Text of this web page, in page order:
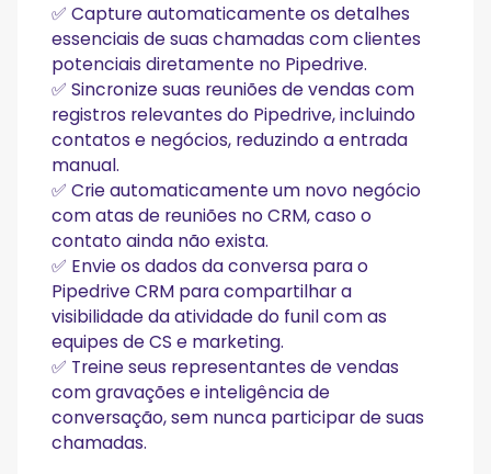
✅ Capture automaticamente os detalhes
essenciais de suas chamadas com clientes
potenciais diretamente no Pipedrive.
✅ Sincronize suas reuniões de vendas com
registros relevantes do Pipedrive, incluindo
contatos e negócios, reduzindo a entrada
manual.
✅ Crie automaticamente um novo negócio
com atas de reuniões no CRM, caso o
contato ainda não exista.
✅ Envie os dados da conversa para o
Pipedrive CRM para compartilhar a
visibilidade da atividade do funil com as
equipes de CS e marketing.
✅ Treine seus representantes de vendas
com gravações e inteligência de
conversação, sem nunca participar de suas
chamadas.